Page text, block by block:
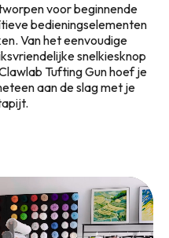
voor beginnende
bedieningselementen
Van het eenvoudige
snelkiesknop
Tufting Gun hoef je
aan de slag met je